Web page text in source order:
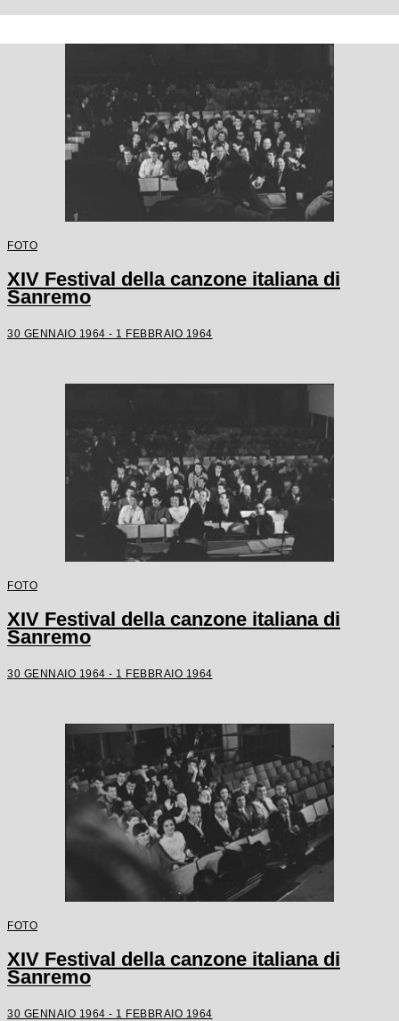
FOTO
XIV Festival della canzone italiana di
Sanremo
30 GENNAIO 1964 - 1 FEBBRAIO 1964
FOTO
XIV Festival della canzone italiana di
Sanremo
30 GENNAIO 1964 - 1 FEBBRAIO 1964
FOTO
XIV Festival della canzone italiana di
Sanremo
30 GENNAIO 1964 - 1 FEBBRAIO 1964